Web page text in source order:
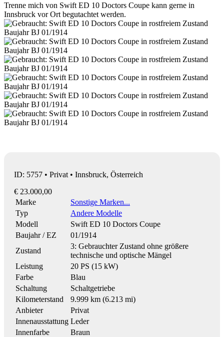
Trenne mich von Swift ED 10 Doctors Coupe kann gerne in
Innsbruck vor Ort begutachtet werden.
ID: 5757 • Privat • Innsbruck, Österreich
€ 23.000,00
Marke
Sonstige Marken...
Typ
Andere Modelle
Modell
Swift ED 10 Doctors Coupe
Baujahr / EZ
01/1914
Zustand
3: Gebrauchter Zustand ohne größere
technische und optische Mängel
Leistung
20 PS (15 kW)
Farbe
Blau
Schaltung
Schaltgetriebe
Kilometerstand
9.999 km (6.213 mi)
Anbieter
Privat
Innenausstattung Leder
Innenfarbe
Braun